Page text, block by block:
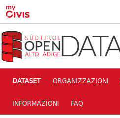
Skip to main content
DATASET ORGANIZZAZIONI
INFORMAZIONI FAQ